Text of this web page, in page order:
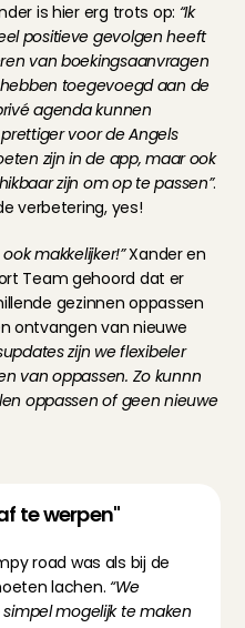
is hier erg trots op: “Ik
positieve gevolgen heeft
van boekingsaanvragen
toegevoegd aan de
agenda kunnen
voor de Angels
zijn in de app, maar ook
zijn om op te passen”.
verbetering, yes!
makkelijker!” Xander en
Team gehoord dat er
gezinnen oppassen
ontvangen van nieuwe
zijn we flexibeler
van oppassen. Zo kunnn
oppassen of geen nieuwe
te werpen"
road was als bij de
lachen. “We
mogelijk te maken